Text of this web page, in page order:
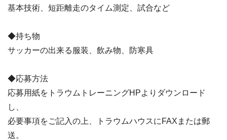
基本技術、短距離走のタイム測定、試合など
◆持ち物
サッカーの出来る服装、飲み物、防寒具
◆応募方法
応募用紙をトラウムトレーニングHPよりダウンロード
し、
必要事項をご記入の上、トラウムハウスにFAXまたは郵
送。